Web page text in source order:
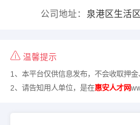
公司地址： 泉港区生活区
温馨提示
1、本平台仅供信息发布，不会收取押金
2、请告知用人单位，是在惠安人才网